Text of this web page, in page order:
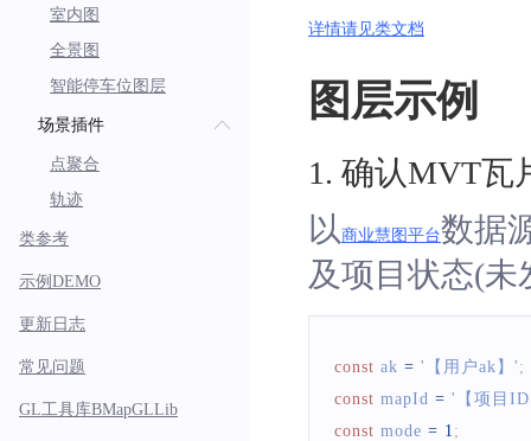
室内图
全景图
智能停车位图层
场景插件
点聚合
轨迹
类参考
示例DEMO
更新日志
常见问题
GL工具库BMapGLLib
详情请见类文档
图层示例
1 . 确认MVT瓦
以 商业慧图平台数据
及项目状态(未
const ak = '【用户ak】' ;
const mapId = '【项目
const mode = 1 ;